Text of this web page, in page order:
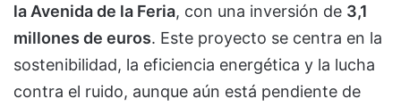
la Avenida de la Feria, con una inversión de 3,1
millones de euros. Este proyecto se centra en la
sostenibilidad, la eficiencia energética y la lucha
contra el ruido, aunque aún está pendiente de